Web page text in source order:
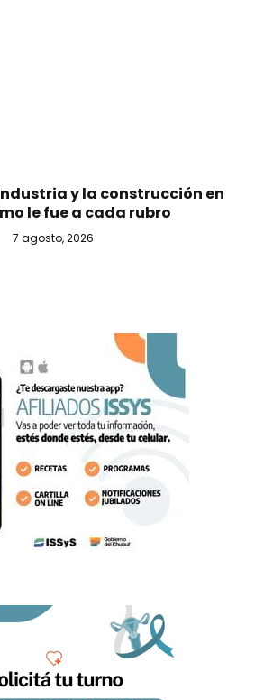
y la construcción en
le fue a cada rubro
7 agosto, 2026